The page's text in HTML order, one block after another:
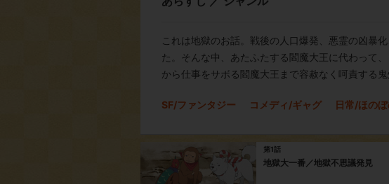
これは地獄のお話。戦後の人口爆発、悪霊の凶暴
た。そんな中、あたふたする閻魔大王に代わって
から仕事をサボる閻魔大王まで容赦なく呵責する
SF/ファンタジー コメディ/ギャグ 日常/ほの
第1話
地獄大一番／地獄不思議発見